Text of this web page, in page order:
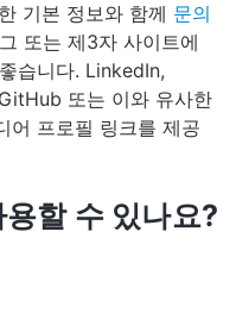
기본 정보와 함께 문의
또는 제3자 사이트에
습니다. LinkedIn,
또는 이와 유사한
어 프로필 링크를 제공
할 수 있나요?